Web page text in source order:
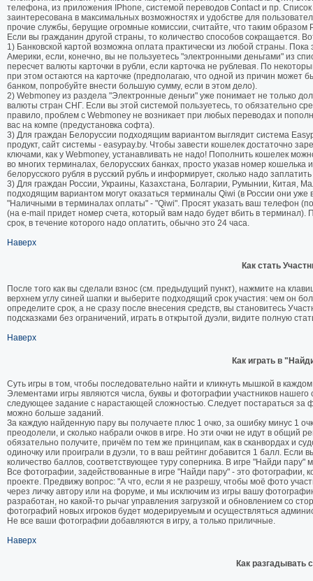
телефона, из приложения IPhone, системой переводов Contact и пр. Список
заинтересована в максимальных возможностях и удобстве для
прочие службы, берущие огромные комиссии, считайте, что таким образом
Если вы гражданин другой страны, то количество способов сокращается.
1) Банковской картой возможна оплата практически из любой страны.
Америки, если, конечно, вы не пользуетесь "электронными деньгами" из
пересчет валюты карточки в рубли, если карточка не рублевая. По
при этом остаются на карточке (предполагаю, что одной из причин
банком, попробуйте внести большую сумму, если в этом дело).
2) Webmoney из раздела "Электронные деньги" уже понимает не только
валюты стран СНГ. Если вы этой системой пользуетесь, то обязательно
правило, проблем с Webmoney не возникает при любых переводах и
вас на компе (предустановка софта).
3) Для граждан Белоруссии подходящим вариантом выглядит система
продукт, сайт системы - easypay.by. Чтобы завести кошелек достаточно
ключами, как у Webmoney, устанавливать не надо! Пополнить кошелек
во многих терминалах, белорусских банках, просто указав номер кошелька
белорусского рубля в русский рубль и информирует, сколько надо
3) Для граждан России, Украины, Казахстана, Болгарии, Румынии, Китая,
подходящим вариантом могут оказаться терминалы Qiwi (в России они
"Наличными в терминалах оплаты" - "Qiwi". Просят указать ваш телефон
(на e-mail придет номер счета, который вам надо будет вбить в
срок, в течение которого надо оплатить, обычно это 24 часа.
Наверх
Как стать
После того как вы сделали взнос (см. предыдущий пункт), нажмите на
верхнем углу синей шапки и выберите подходящий срок участия: чем он
определите срок, а не сразу после внесения средств, вы становитесь
подсказками без ограничений, играть в открытой дуэли, видите полную
Наверх
Как играть в
Суть игры в том, чтобы последовательно найти и кликнуть мышкой в
Элементами игры являются числа, буквы и фотографии участников нашего
следующее задание с нарастающей сложностью. Следует постараться за
можно больше заданий.
За каждую найденную пару вы получаете плюс 1 очко, за ошибку минус 1
преодолели, и сколько набрали очков в игре. Но эти очки не идут в общий
обязательно получите, причём по тем же принципам, как в сканвордах и
одиночку или проиграли в дуэли, то в ваш рейтинг добавится 1 балл. Если
количество баллов, соответствующее туру соперника. В игре "Найди пару"
Все фотографии, задействованные в игре "Найди пару" - это фотографии,
проекте. Предвижу вопрос: "А что, если я не разрешу, чтобы моё фото
через личку автору или на форуме, и мы исключим из игры вашу
разработан, но какой-то рычаг управления загрузкой и обновлением со
фотографий новых игроков будет модерируемым и осуществляться
Не все ваши фотографии добавляются в игру, а только приличные.
Наверх
Как разгадывать